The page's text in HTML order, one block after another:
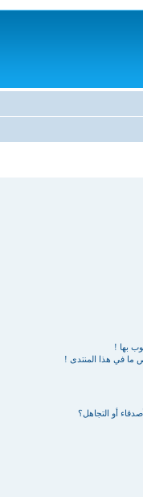
بها !
ما في هذا المنتدى !
أو التجاهل؟